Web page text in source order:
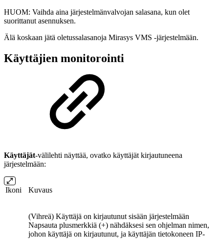
HUOM: Vaihda aina järjestelmänvalvojan salasana, kun olet
suorittanut asennuksen.
Älä koskaan jätä oletussalasanoja Mirasys VMS -järjestelmään.
Käyttäjien monitorointi
Käyttäjät-välilehti näyttää, ovatko käyttäjät kirjautuneena
järjestelmään:
Ikoni Kuvaus
(Vihreä) Käyttäjä on kirjautunut sisään järjestelmään
Napsauta plusmerkkiä (+) nähdäksesi sen ohjelman nimen,
johon käyttäjä on kirjautunut, ja käyttäjän tietokoneen IP-